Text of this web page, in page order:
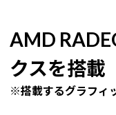
AMD
クスを搭載
※搭載するグラフィ